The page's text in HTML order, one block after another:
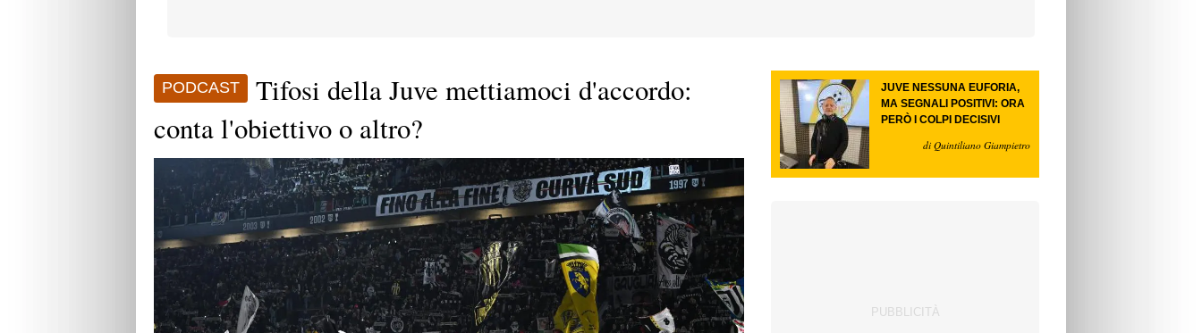
PODCAST
Tifosi della Juve mettiamoci d'accordo:
conta l'obiettivo o altro?
JUVE NESSUNA EUFORIA,
MA SEGNALI POSITIVI: ORA
PERÒ I COLPI DECISIVI
di Quintiliano Giampietro